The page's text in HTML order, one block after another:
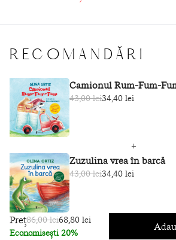
RECOMANDĂRI
Camionul Rum-Fum-
43,00 lei34,40 lei
Zuzulina vrea în barcă
43,00 lei34,40 lei
Preț86,00 lei68,80 lei
Economisești 20%